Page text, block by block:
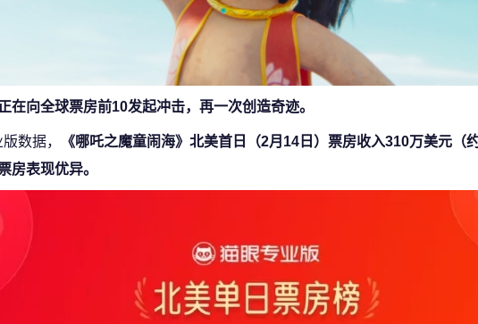
在向全球票房前10发起冲击，再一次创造奇迹。
数据，
《哪吒之魔童闹海》北美首日（2月14日）票房收入310万美元（
房表现优异。